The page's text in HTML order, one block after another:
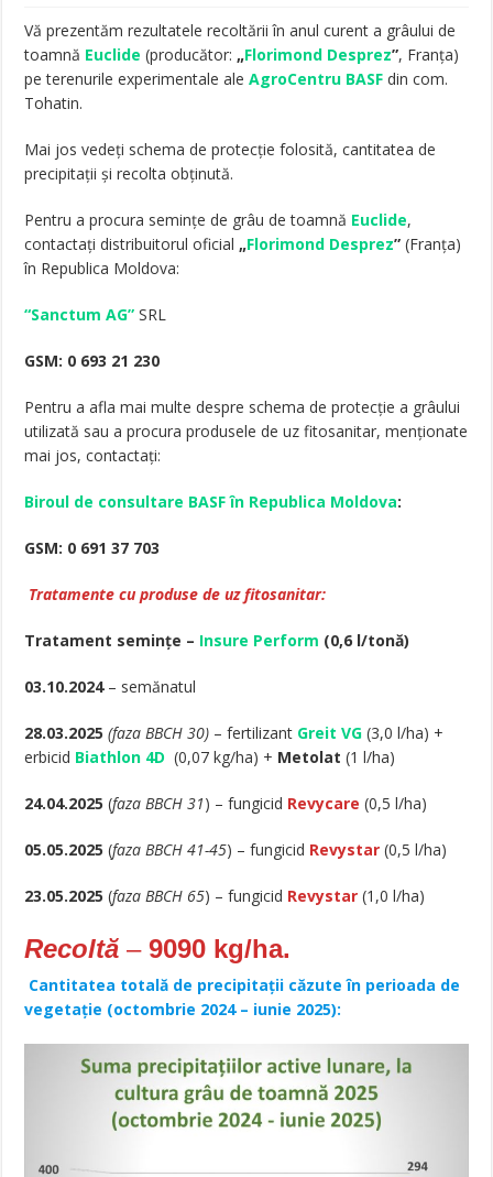
Vă prezentăm rezultatele recoltării în anul curent a grâului de
toamnă Euclide (producător: „Florimond Desprez”, Franța)
pe terenurile experimentale aleAgroCentru BASF din com.
Tohatin.
Mai jos vedeți schema de protecție folosită, cantitatea de
precipitații și recolta obținută.
Pentru a procura semințe de grâu de toamnă Euclide,
contactați distribuitorul oficial „Florimond Desprez” (Franța)
în Republica Moldova:
“Sanctum AG” SRL
GSM: 0 693 21 230
Pentru a afla mai multe despre schema de protecție a grâului
utilizată sau a procura produsele de uz fitosanitar, menționate
mai jos, contactați:
Biroul de consultare BASF în Republica Moldova:
GSM: 0 691 37 703
Tratamente cu produse de uz fitosanitar:
Tratament semințe – Insure Perform (0,6 l/tonă)
03.10.2024– semănatul
28.03.2025 (faza BBCH 30) – fertilizant Greit VG (3,0 l/ha) +
erbicid Biathlon 4D (0,07 kg/ha) + Metolat (1 l/ha)
24.04.2025 (faza BBCH 31) – fungicid Revycare (0,5 l/ha)
05.05.2025 (faza BBCH 41-45) – fungicid Revystar (0,5 l/ha)
23.05.2025 (faza BBCH 65) – fungicid Revystar (1,0 l/ha)
Recoltă –9090 kg/ha.
Cantitatea totală de precipitații căzute în perioada de
vegetație (octombrie 2024 – iunie 2025):